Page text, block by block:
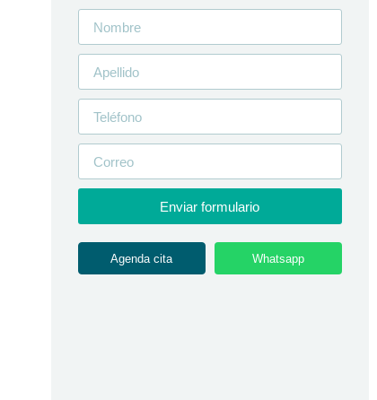
Enviar formulario
Agenda cita Whatsapp